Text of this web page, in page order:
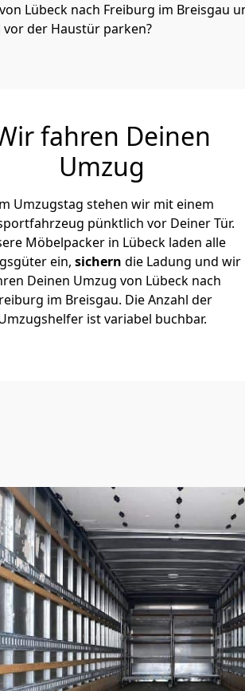
Lübeck nach Freiburg im Breisgau
vor der Haustür parken?
fahren Deinen
Umzug
Umzugstag stehen wir mit einem
pünktlich vor Deiner Tür.
Möbelpacker in Lübeck laden alle
ein, sichern die Ladung und wir
Deinen Umzug von Lübeck nach
im Breisgau. Die Anzahl der
ist variabel buchbar.